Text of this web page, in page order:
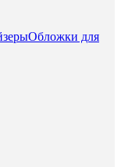
Обложки для